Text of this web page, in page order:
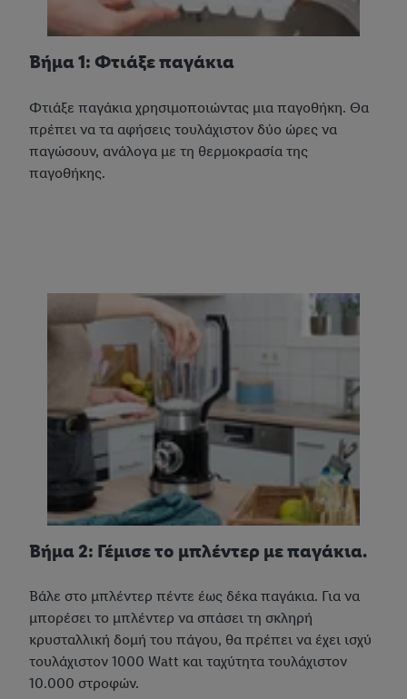
Βήμα 1: Φτιάξε παγάκια
Φτιάξε παγάκια χρησιμοποιώντας μια παγοθήκη. Θα
πρέπει να τα αφήσεις τουλάχιστον δύο ώρες να
παγώσουν, ανάλογα με τη θερμοκρασία της
παγοθήκης.
Βήμα 2: Γέμισε το μπλέντερ με παγάκια.
Βάλε στο μπλέντερ πέντε έως δέκα παγάκια. Για να
μπορέσει το μπλέντερ να σπάσει τη σκληρή
κρυσταλλική δομή του πάγου, θα πρέπει να έχει ισχύ
τουλάχιστον 1000 Watt και ταχύτητα τουλάχιστον
10.000 στροφών.